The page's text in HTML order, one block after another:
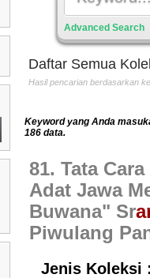
Advanced Search
Daftar Semua
Hasil pencarian berdasarkan
Keyword yang Anda
186 data.
81. Tata
Adat Jawa
Buwana" Sr
Piwulang
Jenis Koleksi